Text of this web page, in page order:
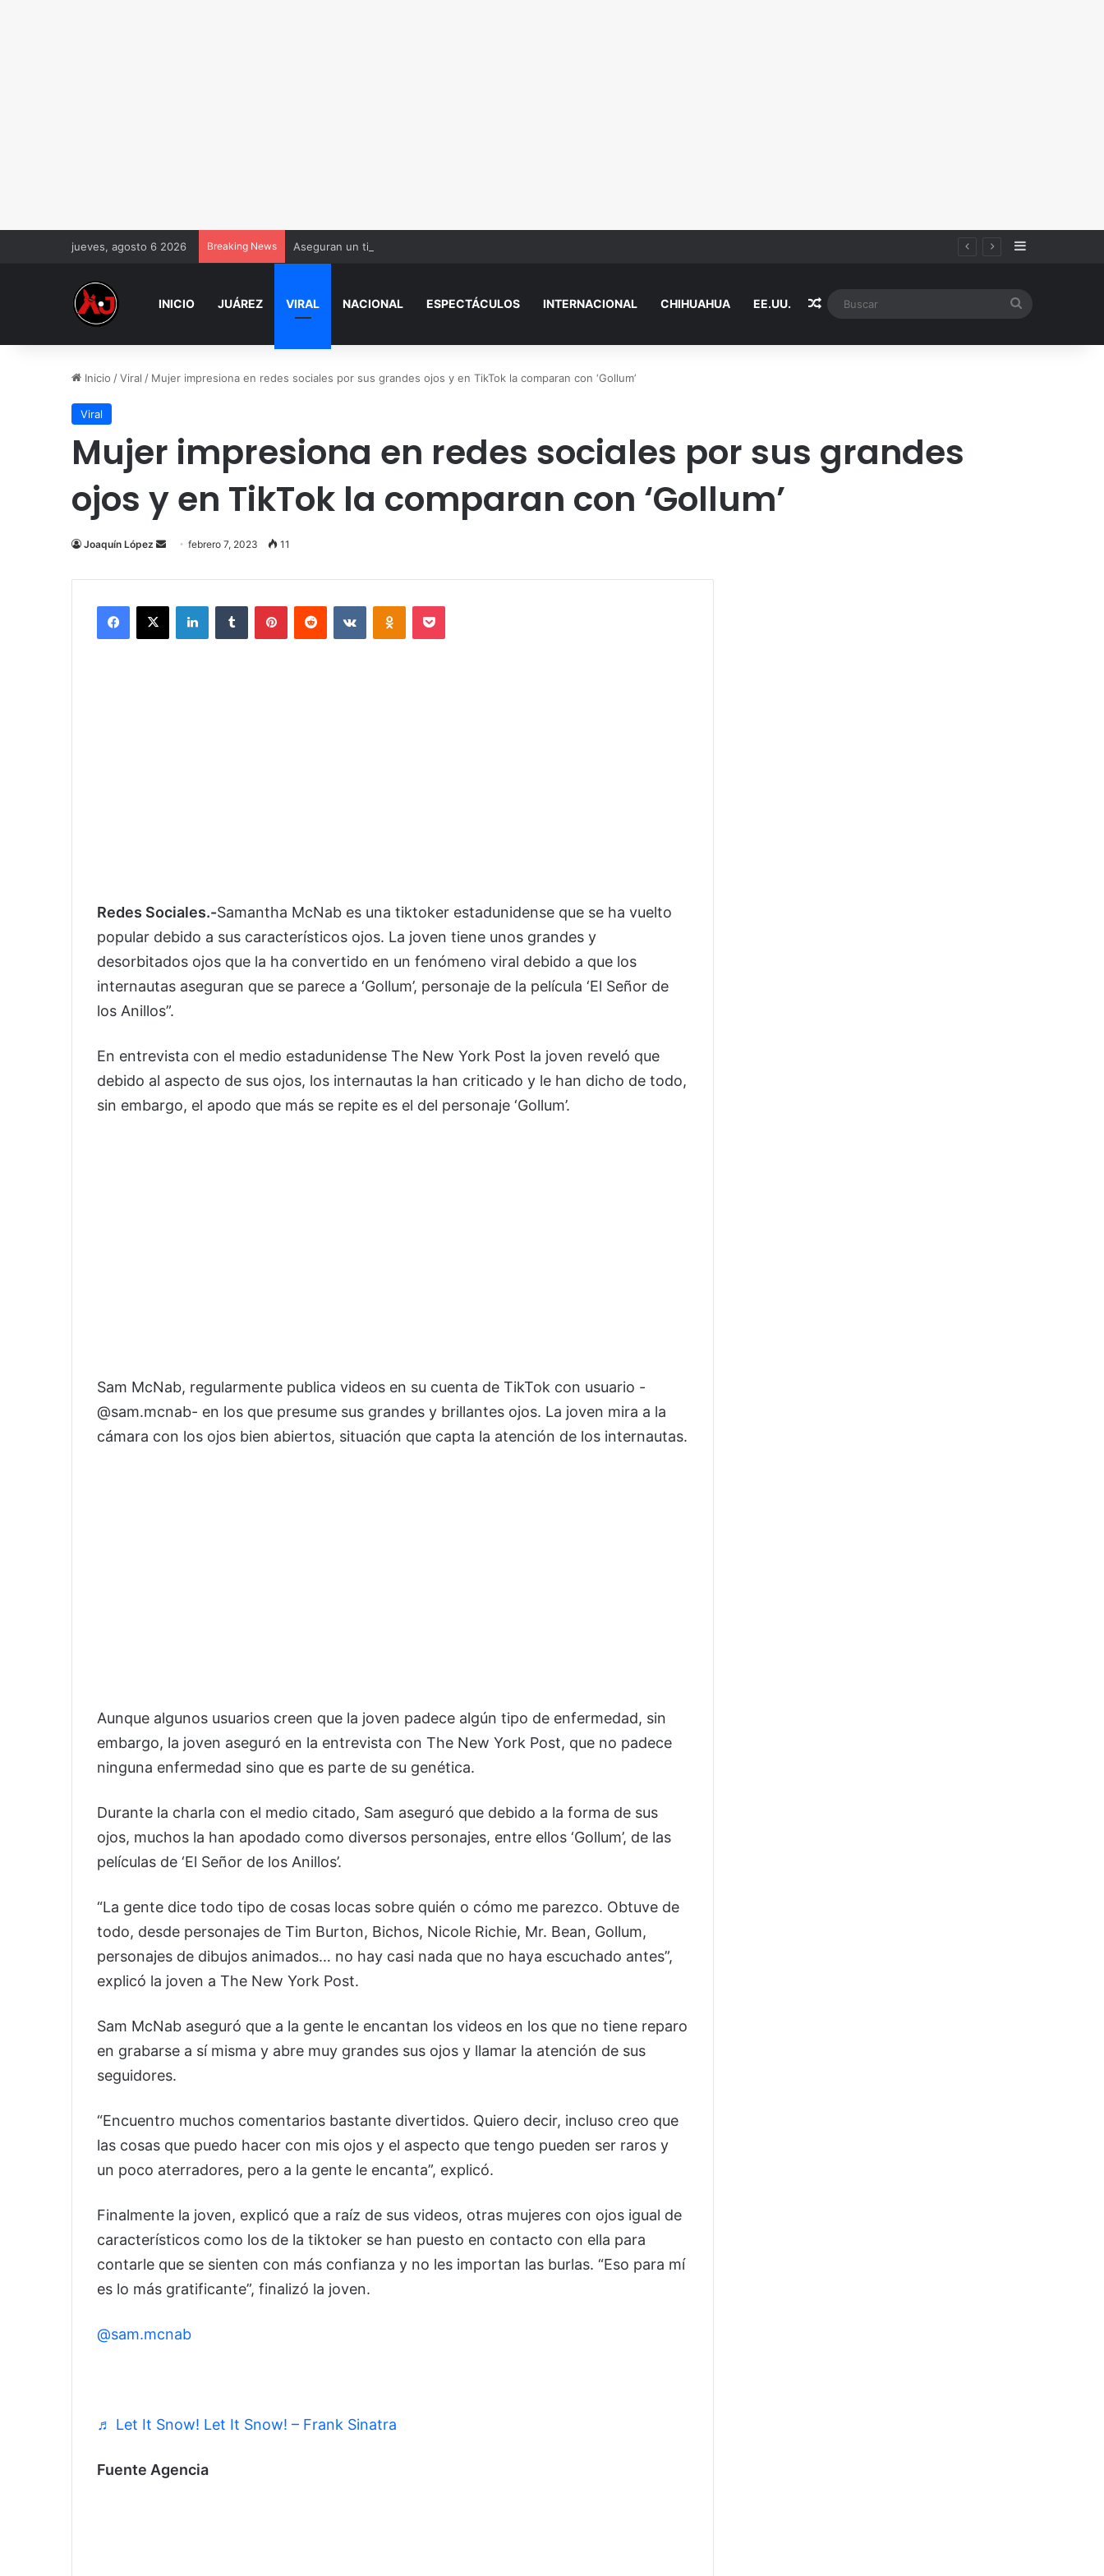
jueves, agosto 6 2026 Breaking News Aseguran un tigre, un lagarto y una Hummer durante cateo en Ciudad Juárez Sidebar
INICIO JUÁREZ VIRAL NACIONAL ESPECTÁCULOS INTERNACIONAL CHIHUAHUA EE.UU. Random Article
Inicio /Viral / Mujer impresiona en redes sociales por sus grandes ojos y en TikTok la comparan con ‘Gollum’
Viral
Mujer impresiona en redes sociales por sus grandes
ojos y en TikTok la comparan con ‘Gollum’
Joaquín López
Send
email
febrero 7, 2023 11
Facebook
X LinkedInTumblr PinterestReddit VKontakteOdnoklassniki
Pocket
Redes Sociales.-Samantha McNab es una tiktoker estadunidense que se ha vuelto
popular debido a sus característicos ojos. La joven tiene unos grandes y
desorbitados ojos que la ha convertido en un fenómeno viral debido a que los
internautas aseguran que se parece a ‘Gollum’, personaje de la película ‘El Señor de
los Anillos”.
En entrevista con el medio estadunidense The New York Post la joven reveló que
debido al aspecto de sus ojos, los internautas la han criticado y le han dicho de todo,
sin embargo, el apodo que más se repite es el del personaje ‘Gollum’.
Sam McNab, regularmente publica videos en su cuenta de TikTok con usuario -
@sam.mcnab- en los que presume sus grandes y brillantes ojos. La joven mira a la
cámara con los ojos bien abiertos, situación que capta la atención de los internautas.
Aunque algunos usuarios creen que la joven padece algún tipo de enfermedad, sin
embargo, la joven aseguró en la entrevista con The New York Post, que no padece
ninguna enfermedad sino que es parte de su genética.
Durante la charla con el medio citado, Sam aseguró que debido a la forma de sus
ojos, muchos la han apodado como diversos personajes, entre ellos ‘Gollum’, de las
películas de ‘El Señor de los Anillos’.
“La gente dice todo tipo de cosas locas sobre quién o cómo me parezco. Obtuve de
todo, desde personajes de Tim Burton, Bichos, Nicole Richie, Mr. Bean, Gollum,
personajes de dibujos animados… no hay casi nada que no haya escuchado antes”,
explicó la joven a The New York Post.
Sam McNab aseguró que a la gente le encantan los videos en los que no tiene reparo
en grabarse a sí misma y abre muy grandes sus ojos y llamar la atención de sus
seguidores.
“Encuentro muchos comentarios bastante divertidos. Quiero decir, incluso creo que
las cosas que puedo hacer con mis ojos y el aspecto que tengo pueden ser raros y
un poco aterradores, pero a la gente le encanta”, explicó.
Finalmente la joven, explicó que a raíz de sus videos, otras mujeres con ojos igual de
característicos como los de la tiktoker se han puesto en contacto con ella para
contarle que se sienten con más confianza y no les importan las burlas. “Eso para mí
es lo más gratificante”, finalizó la joven.
@sam.mcnab
♬ Let It Snow! Let It Snow! – Frank Sinatra
Fuente Agencia